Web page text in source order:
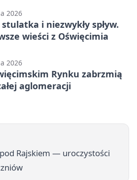
2026
i niezwykły spływ.
wieści z Oświęcimia
2026
Rynku zabrzmią
aglomeracji
Rajskiem — uroczystości